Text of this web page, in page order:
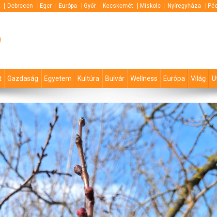
Debrecen Eger Európa Győr Kecskemét Miskolc Nyíregyháza
Gazdaság Egyetem Kultúra Bulvár Wellness Európa Világ